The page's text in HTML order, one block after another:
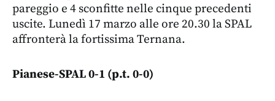
pareggio e 4 sconfitte nelle cinque precedenti
uscite. Lunedì 17 marzo alle ore 20.30 la SPAL
affronterà la fortissima Ternana.
Pianese-SPAL 0-1 (p.t. 0-0)